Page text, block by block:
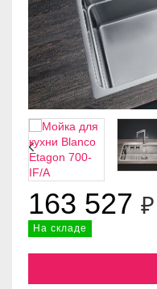
163 527 ₽
На складе